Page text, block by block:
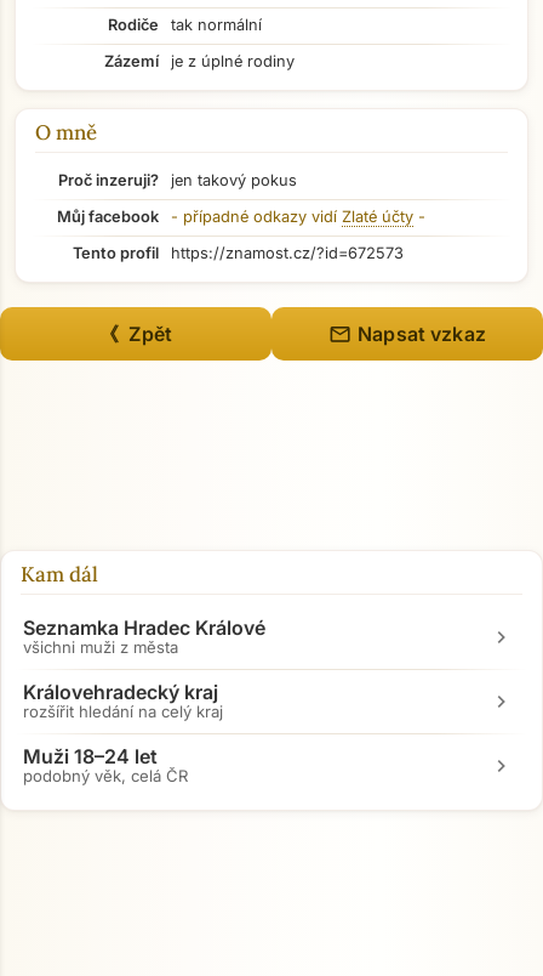
Rodiče
tak normální
Zázemí
je z úplné rodiny
O mně
Proč inzeruji?
jen takový pokus
Můj facebook
- případné odkazy vidí Zlaté účty -
Tento profil
https://znamost.cz/?id=672573
《 Zpět mail Napsat vzkaz
Kam dál
Seznamka Hradec Králové
všichni muži z města chevron_right
Královehradecký kraj
rozšířit hledání na celý kraj chevron_right
Muži 18–24 let
podobný věk, celá ČR chevron_right